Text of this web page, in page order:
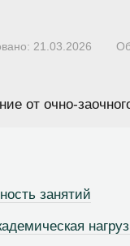
21.03.2026
занятий